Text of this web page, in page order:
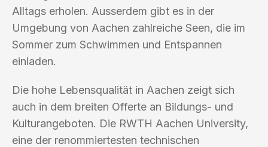
Alltags erholen. Ausserdem gibt es in der
Umgebung von Aachen zahlreiche Seen, die im
Sommer zum Schwimmen und Entspannen
einladen.
Die hohe Lebensqualität in Aachen zeigt sich
auch in dem breiten Offerte an Bildungs- und
Kulturangeboten. Die RWTH Aachen University,
eine der renommiertesten technischen